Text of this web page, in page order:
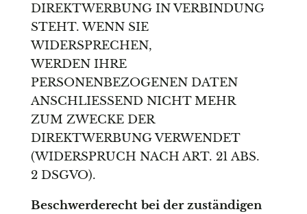
DIREKTWERBUNG IN VERBINDUNG
STEHT. WENN SIE
WIDERSPRECHEN,
WERDEN IHRE
PERSONENBEZOGENEN DATEN
ANSCHLIESSEND NICHT MEHR
ZUM ZWECKE DER
DIREKTWERBUNG VERWENDET
(WIDERSPRUCH NACH ART. 21 ABS.
2 DSGVO).
Beschwerde­recht bei der zuständigen